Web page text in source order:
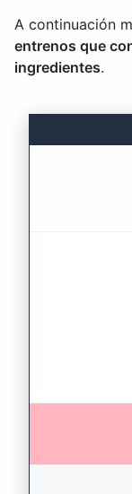
A continuación
entrenos que
ingredientes.